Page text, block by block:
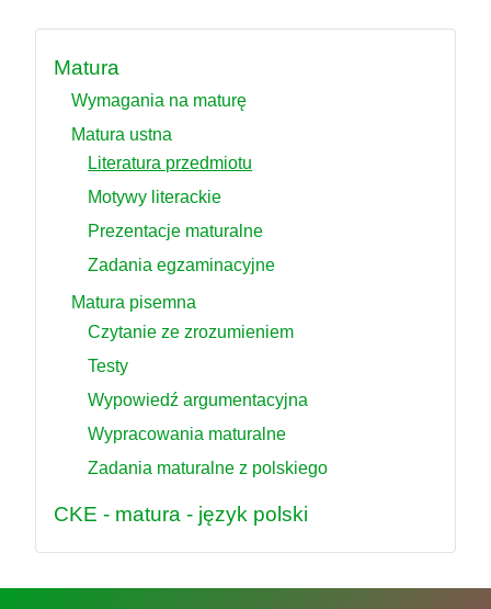
Matura
Wymagania na maturę
Matura ustna
Literatura przedmiotu
Motywy literackie
Prezentacje maturalne
Zadania egzaminacyjne
Matura pisemna
Czytanie ze zrozumieniem
Testy
Wypowiedź argumentacyjna
Wypracowania maturalne
Zadania maturalne z polskiego
CKE - matura - język polski